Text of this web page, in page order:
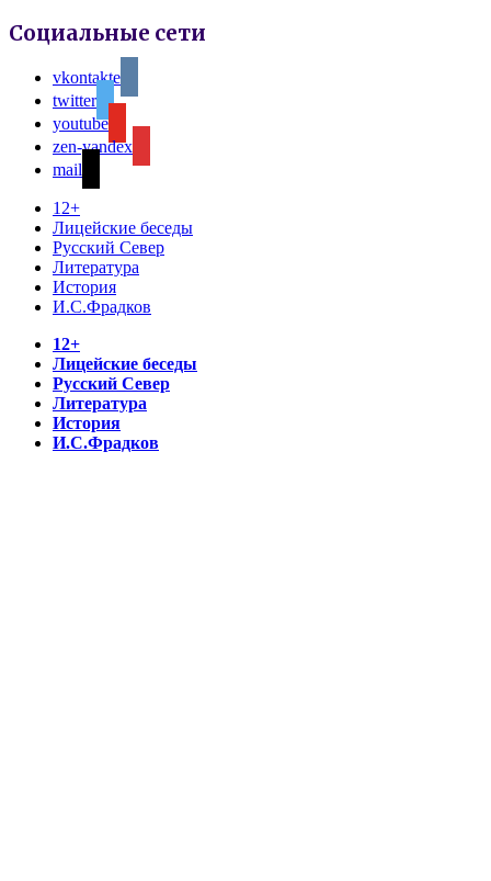
Социальные сети
vkontakte
twitter
youtube
zen-yandex
mail
12+
Лицейские беседы
Русский Север
Литература
История
И.С.Фрадков
12+
Лицейские беседы
Русский Север
Литература
История
И.С.Фрадков